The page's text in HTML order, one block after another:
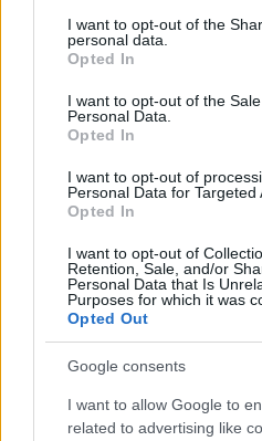
not limited to your visit or usage
grant or deny consent to
use your data for below
consent section.
I want to opt-out of the
personal data.
Opted In
I want to opt-out of the
Personal Data.
Opted In
I want to opt-out of
Personal Data for Targeted
Opted In
I want to opt-out of
Retention, Sale, and/or
Personal Data that Is
Purposes for which it was
Opted Out
Google consents
I want to allow Google to
related to advertising like
Új
Látványos